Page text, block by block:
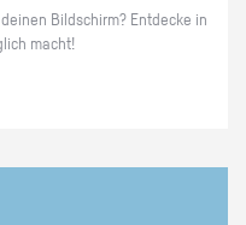
Bild­schirm? Ent­de­cke in
macht!